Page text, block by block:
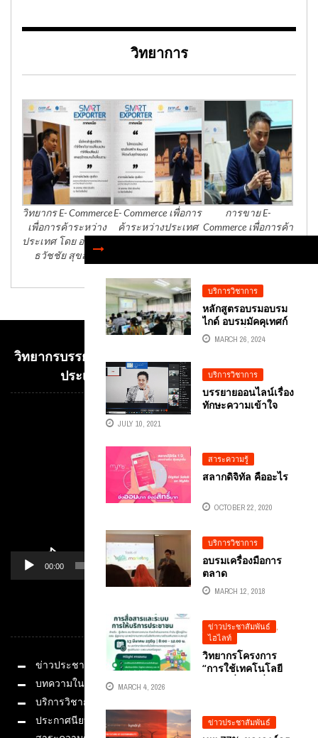
บริการวิชาการ
หลักสูตรอบรมอบรม
ไกด์ อบรมมัคคุเทศก์
การท่องเที่ยว
โดยอ.ดร.ต้นรัก ธวัช
คุณวุฒิการตลาด
ดิจิทัลไทย
MARCH 26, 2024
บริการวิชาการ
บรรยายออนไลน์เรื่อง
ทักษะความเข้าใจ
ยุติธรรม อ.ต้นรัก
ธวัชชัย สุขสีดา
JULY 10, 2021
สาระความรู้
สลากดิจิทัล คืออะไร
OCTOBER 22, 2020
บริการวิชาการ
อบรมเครื่องมือการ
ตลาด
ออนไลน์ SOCIAL
MEDIA TOOL 360C
MARCH 12, 2018
ข่าวประชาสัมพันธ์
,
ไฮไลท์
วิทยากรโครงการ
“การใช้เทคโนโลยี
MARCH 4, 2026
ข่าวประชาสัมพันธ์
วิทยาการ
วิทยากร E- Commerce
เพื่อการค้าระหว่าง
ประเทศ โดย อาจารย์
ธวัชชัย สุขสีดา
E- Commerce เพื่อการ
ค้าระหว่างประเทศ
การขาย E-
Commerce เพื่อการค้า
วิทยากรบรรยาย E-COMMERCE เพื่อการค้าระหว่าง
ประเทศ อ.ดร.ต้นรัก ธวัชชัย สุขสีดา
00:00 01:14
หมวดหมู่
ข่าวประชาสัมพันธ์
บทความในสื่อ
บริการวิชาการ
ประกาศนียบัตร